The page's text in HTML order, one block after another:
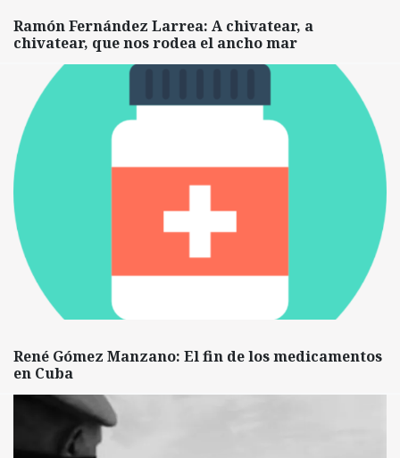
Ramón Fernández Larrea: A chivatear, a
chivatear, que nos rodea el ancho mar
René Gómez Manzano: El fin de los medicamentos
en Cuba